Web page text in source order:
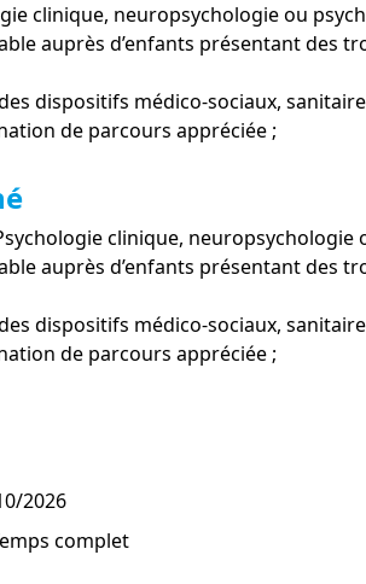
clinique, neuropsychologie ou
auprès d’enfants présentant des
dispositifs médico-sociaux,
de parcours appréciée ;
clinique,
auprès d’enfants présentant des
dispositifs médico-sociaux,
de parcours appréciée ;
2026
complet